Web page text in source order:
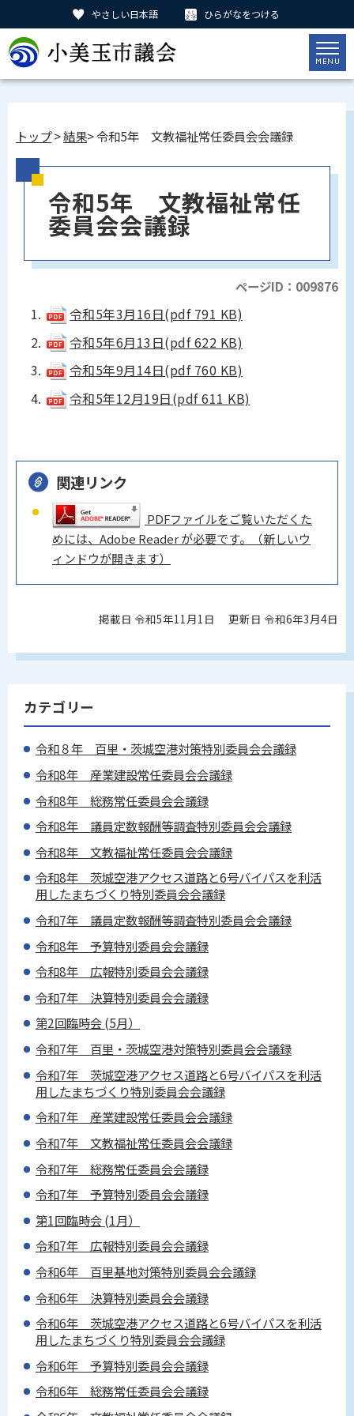
やさしい日本語 ひらがなをつける
トップ>結果> 令和5年 文教福祉常任委員会会議録
令和5年 文教福祉常任
委員会会議録
ページID：009876
令和5年3月16日(pdf 791 KB)
令和5年6月13日(pdf 622 KB)
令和5年9月14日(pdf 760 KB)
令和5年12月19日(pdf 611 KB)
関連リンク
PDFファイルをご覧いただくた
めには、Adobe Reader が必要です。（新しいウ
ィンドウが開きます）
掲載日 令和5年11月1日 更新日 令和6年3月4日
カテゴリー
令和８年 百里・茨城空港対策特別委員会会議録
令和8年 産業建設常任委員会会議録
令和8年 総務常任委員会会議録
令和8年 議員定数報酬等調査特別委員会会議録
令和8年 文教福祉常任委員会会議録
令和8年 茨城空港アクセス道路と6号バイパスを利活
用したまちづくり特別委員会会議録
令和7年 議員定数報酬等調査特別委員会会議録
令和8年 予算特別委員会会議録
令和8年 広報特別委員会会議録
令和7年 決算特別委員会会議録
第2回臨時会 (5月）
令和7年 百里・茨城空港対策特別委員会会議録
令和7年 茨城空港アクセス道路と6号バイパスを利活
用したまちづくり特別委員会会議録
令和7年 産業建設常任委員会会議録
令和7年 文教福祉常任委員会会議録
令和7年 総務常任委員会会議録
令和7年 予算特別委員会会議録
第1回臨時会 (1月）
令和7年 広報特別委員会会議録
令和6年 百里基地対策特別委員会会議録
令和6年 決算特別委員会会議録
令和6年 茨城空港アクセス道路と6号バイパスを利活
用したまちづくり特別委員会会議録
令和6年 予算特別委員会会議録
令和6年 総務常任委員会会議録